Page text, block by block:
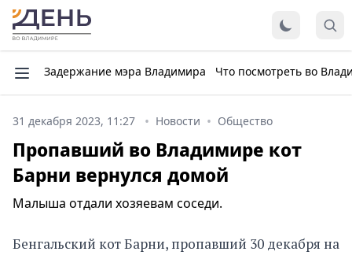
Задержание мэра Владимира Что посмотреть во
31 декабря 2023, 11:27 Новости Общество
Пропавший во Владимире кот
Барни вернулся домой
Малыша отдали хозяевам соседи.
Бенгальский кот Барни, пропавший 30 декабря на